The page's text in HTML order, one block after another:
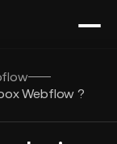
Webflow ?